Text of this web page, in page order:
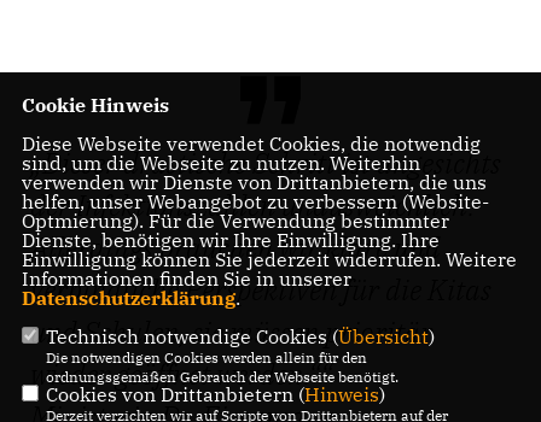
Dieser drastische Schritt ist angesichts
der Infektionszahlen unausweichlich.
Allerdings brauchen wir klare und
verbindliche Perspektiven für die Kitas
und Schulen, sie müssen prioritär
wieder geöffnet werden.“
Cookie Hinweis
Diese Webseite verwendet Cookies, die notwendig
sind, um die Webseite zu nutzen. Weiterhin
verwenden wir Dienste von Drittanbietern, die uns
helfen, unser Webangebot zu verbessern (Website-
Optmierung). Für die Verwendung bestimmter
Dienste, benötigen wir Ihre Einwilligung. Ihre
Einwilligung können Sie jederzeit widerrufen. Weitere
Informationen finden Sie in unserer
Datenschutzerklärung.
Technisch notwendige Cookies (Übersicht)
Die notwendigen Cookies werden allein für den
ordnungsgemäßen Gebrauch der Webseite benötigt.
Cookies von Drittanbietern (Hinweis)
Derzeit verzichten wir auf Scripte von Drittanbietern auf der